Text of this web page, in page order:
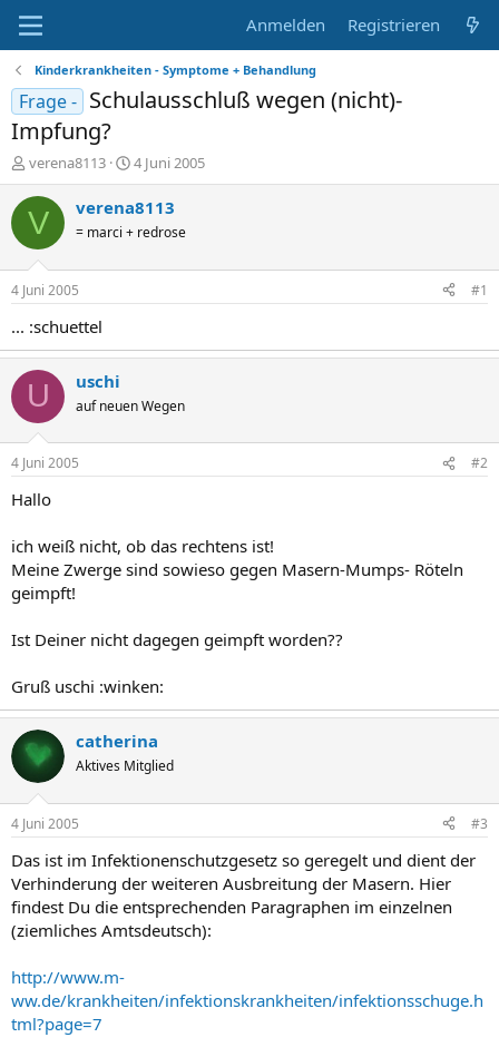
Anmelden Registrieren
Kinderkrankheiten - Symptome + Behandlung
Frage - Schulausschluß wegen (nicht)-
Impfung?
E
r
s
t
e
r
verena8113
E
r
s
e
t
4 Juni 2005
V verena8113
= marci + redrose
4 Juni 2005 #1
... :schuettel
U uschi
auf neuen Wegen
4 Juni 2005 #2
Hallo
ich weiß nicht, ob das rechtens ist!
Meine Zwerge sind sowieso gegen Masern-Mumps- Röteln
geimpft!
Ist Deiner nicht dagegen geimpft worden??
Gruß uschi :winken:
catherina
Aktives Mitglied
4 Juni 2005 #3
Das ist im Infektionenschutzgesetz so geregelt und dient der
Verhinderung der weiteren Ausbreitung der Masern. Hier
findest Du die entsprechenden Paragraphen im einzelnen
(ziemliches Amtsdeutsch):
http://www.m-
ww.de/krankheiten/infektionskrankheiten/infektionsschuge.h
tml?page=7